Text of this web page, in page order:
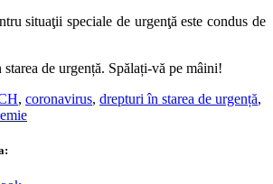
situaţii speciale de urgenţă este condus de
de urgență. Spălați-vă pe mâini!
, coronavirus, drepturi în starea de urgență,